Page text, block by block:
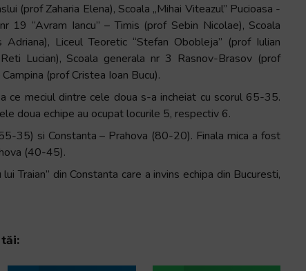
(prof Zaharia Elena), Scoala „Mihai Viteazul” Pucioasa -
19 “Avram Iancu” – Timis (prof Sebin Nicolae), Scoala
Liceul Teoretic “Stefan Obobleja” (prof Iulian
Lucian), Scoala generala nr 3 Rasnov-Brasov (prof
(prof Cristea Ioan Bucu).
ce meciul dintre cele doua s-a incheiat cu scorul 65-35.
doua echipe au ocupat locurile 5, respectiv 6.
35) si Constanta – Prahova (80-20). Finala mica a fost
(40-45).
Traian” din Constanta care a invins echipa din Bucuresti,